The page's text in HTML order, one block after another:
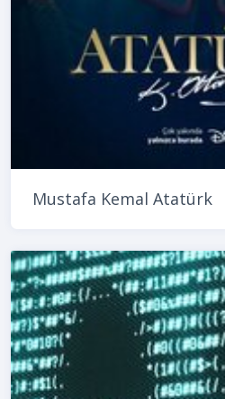
Mustafa Kemal Atatürk